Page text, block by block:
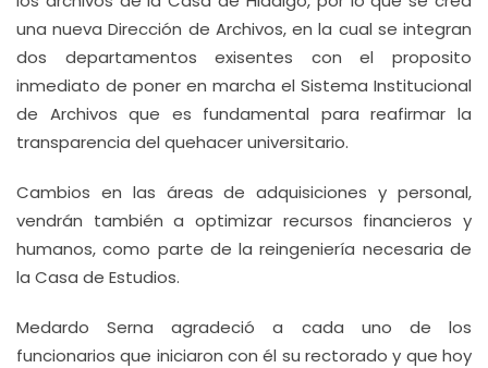
una nueva Dirección de Archivos, en la cual se integran
dos departamentos exisentes con el proposito
inmediato de poner en marcha el Sistema Institucional
de Archivos que es fundamental para reafirmar la
transparencia del quehacer universitario.
Cambios en las áreas de adquisiciones y personal,
vendrán también a optimizar recursos financieros y
humanos, como parte de la reingeniería necesaria de
la Casa de Estudios.
Medardo Serna agradeció a cada uno de los
funcionarios que iniciaron con él su rectorado y que hoy